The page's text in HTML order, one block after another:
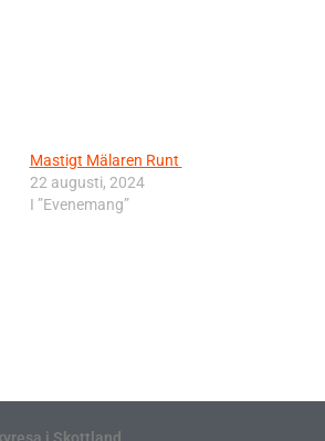
Mastigt Mälaren Runt
22 augusti, 2024
I ”Evenemang”
i Skottland